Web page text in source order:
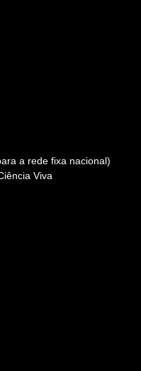
a rede fixa nacional)
Viva